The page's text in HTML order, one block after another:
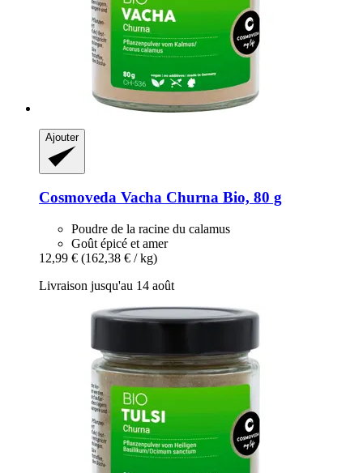
Ajouter
Cosmoveda Vacha Churna Bio, 80 g
Poudre de la racine du calamus
Goût épicé et amer
12,99 € (162,38 € / kg)
Livraison jusqu'au 14 août